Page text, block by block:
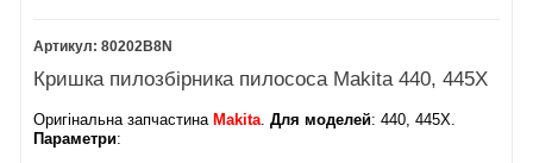
80202B8N
Кришка пилозбірника пилососа Makita 440, 445X
Оригінальна запчастина Makita .Для моделей: 440, 445X.
Параметри: